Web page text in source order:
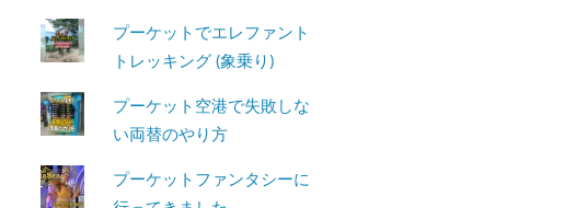
ト・
パ
ン
ビ
ー
チ
プーケットでエレファント
トレッキング (象乗り)
プーケット空港で失敗しな
い両替のやり方
プーケットファンタシーに